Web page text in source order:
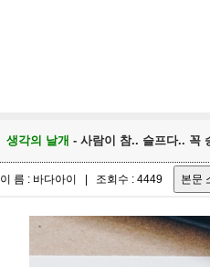
생각의 날개 - 사람이 참.. 슬프다.. 꼭
이 름 : 바다아이 | 조회수 : 4449